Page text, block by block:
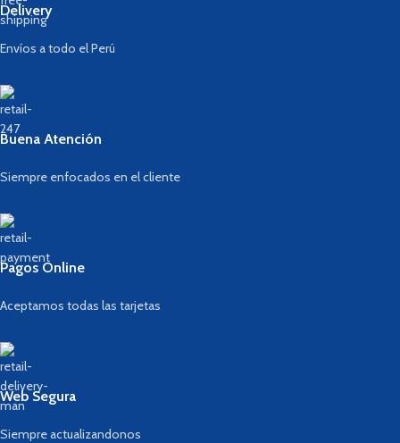
Delivery
Envíos a todo el Perú
Buena Atención
Siempre enfocados en el cliente
Pagos Online
Aceptamos todas las tarjetas
Web Segura
Siempre actualizandonos